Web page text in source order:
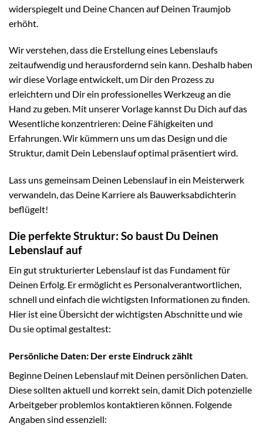
widerspiegelt und Deine Chancen auf Deinen Traumjob
erhöht.
Wir verstehen, dass die Erstellung eines Lebenslaufs
zeitaufwendig und herausfordernd sein kann. Deshalb haben
wir diese Vorlage entwickelt, um Dir den Prozess zu
erleichtern und Dir ein professionelles Werkzeug an die
Hand zu geben. Mit unserer Vorlage kannst Du Dich auf das
Wesentliche konzentrieren: Deine Fähigkeiten und
Erfahrungen. Wir kümmern uns um das Design und die
Struktur, damit Dein Lebenslauf optimal präsentiert wird.
Lass uns gemeinsam Deinen Lebenslauf in ein Meisterwerk
verwandeln, das Deine Karriere als Bauwerksabdichterin
beflügelt!
Die perfekte Struktur: So baust Du Deinen
Lebenslauf auf
Ein gut strukturierter Lebenslauf ist das Fundament für
Deinen Erfolg. Er ermöglicht es Personalverantwortlichen,
schnell und einfach die wichtigsten Informationen zu finden.
Hier ist eine Übersicht der wichtigsten Abschnitte und wie
Du sie optimal gestaltest:
Persönliche Daten: Der erste Eindruck zählt
Beginne Deinen Lebenslauf mit Deinen persönlichen Daten.
Diese sollten aktuell und korrekt sein, damit Dich potenzielle
Arbeitgeber problemlos kontaktieren können. Folgende
Angaben sind essenziell: